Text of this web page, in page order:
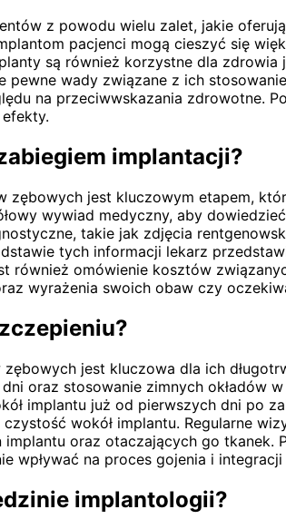
z powodu wielu zalet, jakie
pacjenci mogą cieszyć się
są również korzystne dla
wady związane z ich
na przeciwwskazania zdrowotne.
implantacji?
jest kluczowym etapem,
wywiad medyczny, aby
takie jak zdjęcia
tych informacji lekarz
również omówienie kosztów
wyrażenia swoich obaw czy
jest kluczowa dla ich
oraz stosowanie zimnych okładów
implantu już od pierwszych dni po
wokół implantu. Regularne
oraz otaczających go
wpływać na proces gojenia i
implantologii?